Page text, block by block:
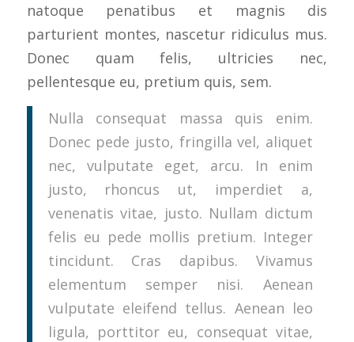
natoque penatibus et magnis dis
parturient montes, nascetur ridiculus mus.
Donec quam felis, ultricies nec,
pellentesque eu, pretium quis, sem.
Nulla consequat massa quis enim.
Donec pede justo, fringilla vel, aliquet
nec, vulputate eget, arcu. In enim
justo, rhoncus ut, imperdiet a,
venenatis vitae, justo. Nullam dictum
felis eu pede mollis pretium. Integer
tincidunt. Cras dapibus. Vivamus
elementum semper nisi. Aenean
vulputate eleifend tellus. Aenean leo
ligula, porttitor eu, consequat vitae,